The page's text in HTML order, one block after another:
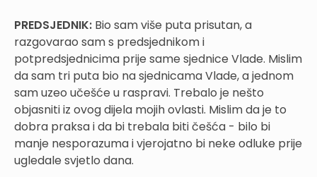
PREDSJEDNIK: Bio sam više puta prisutan, a
razgovarao sam s predsjednikom i
potpredsjednicima prije same sjednice Vlade. Mislim
da sam tri puta bio na sjednicama Vlade, a jednom
sam uzeo učešće u raspravi. Trebalo je nešto
objasniti iz ovog dijela mojih ovlasti. Mislim da je to
dobra praksa i da bi trebala biti češća - bilo bi
manje nesporazuma i vjerojatno bi neke odluke prije
ugledale svjetlo dana.